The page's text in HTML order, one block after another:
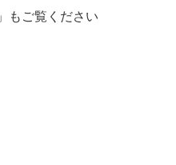
」もご覧ください